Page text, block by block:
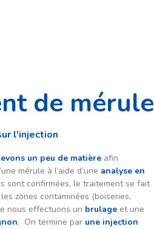
de mérule
l'injection
un peu de matière afin
mérule à l’aide d’une analyse en
sont confirmées, le traitement se fait
zones contaminées (boiseries,
nous effectuons un brulage et une
. On termine par une injection